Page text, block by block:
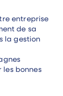
entreprise
de sa
la gestion
les bonnes